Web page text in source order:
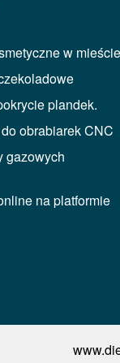
w mieście
plandek.
obrabiarek CNC
gazowych
na platformie